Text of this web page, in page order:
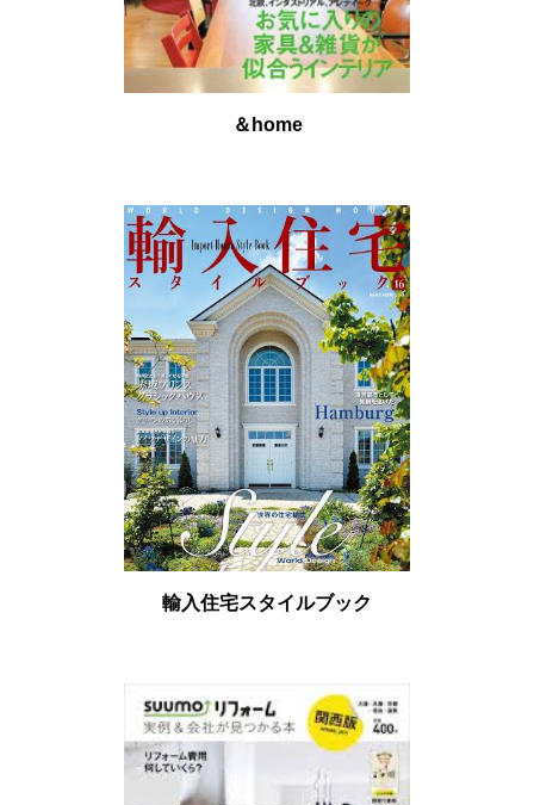
＆home
輸入住宅スタイルブック